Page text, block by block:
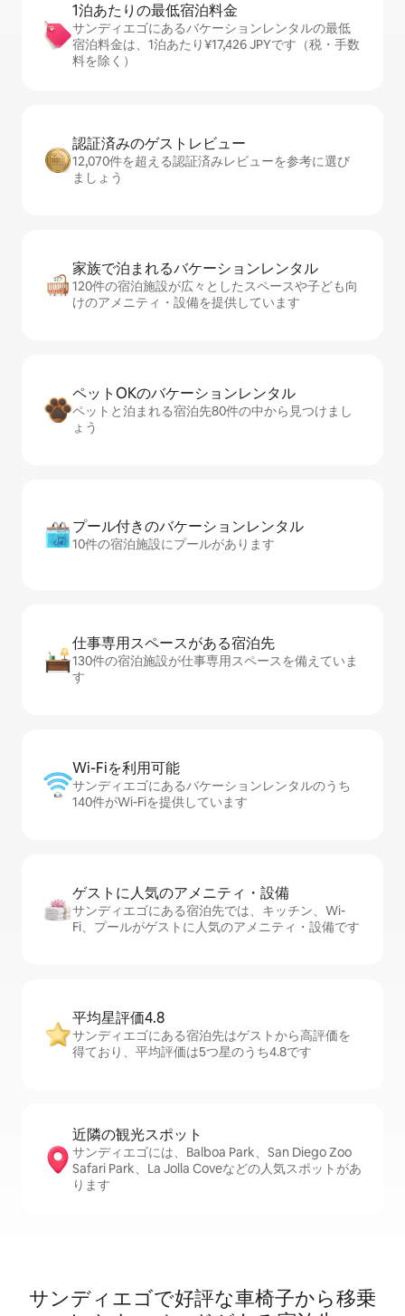
1泊あたりの最⁠低⁠宿⁠泊⁠料⁠金
サンディエゴにあるバケーションレンタルの最低
宿泊料金は、1泊あたり¥17,426 JPYです（税・手数
料を除く）
認証済みのゲ⁠ス⁠ト⁠レ⁠ビ⁠ュ⁠ー
12,070件を超える認証済みレビューを参考に選び
ましょう
家族で泊まれるバ⁠ケ⁠ー⁠シ⁠ョ⁠ンレ⁠ン⁠タ⁠ル
120件の宿泊施設が広々としたスペースや子ども向
けのアメニティ・設備を提供しています
ペットOKのバ⁠ケ⁠ー⁠シ⁠ョ⁠ンレ⁠ン⁠タ⁠ル
ペットと泊まれる宿泊先80件の中から見つけまし
ょう
プール付きのバ⁠ケ⁠ー⁠シ⁠ョ⁠ンレ⁠ン⁠タ⁠ル
10件の宿泊施設にプールがあります
仕事専用ス⁠ペ⁠ー⁠スがあ⁠る宿⁠泊⁠先
130件の宿泊施設が仕事専用スペースを備えていま
す
Wi-Fiを利⁠用⁠可⁠能
サンディエゴにあるバケーションレンタルのうち
140件がWi-Fiを提供しています
ゲストに人⁠気⁠のア⁠メ⁠ニ⁠テ⁠ィ・設⁠備
サンディエゴにある宿泊先では、キッチン、Wi-
Fi、プールがゲストに人気のアメニティ・設備です
平均星評価4.8
サンディエゴにある宿泊先はゲストから高評価を
得ており、平均評価は5つ星のうち4.8です
近隣の観光ス⁠ポ⁠ッ⁠ト
サンディエゴには、Balboa Park、San Diego Zoo
Safari Park、La Jolla Coveなどの人気スポットがあ
ります
サンディエゴで好評な車椅子から移乗